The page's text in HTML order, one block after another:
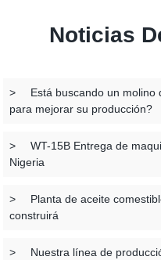
Noticias
>
Está buscando un
para mejorar su producción?
>
WT-15B Entrega de
Nigeria
>
Planta de aceite
construirá
>
Nuestra línea de